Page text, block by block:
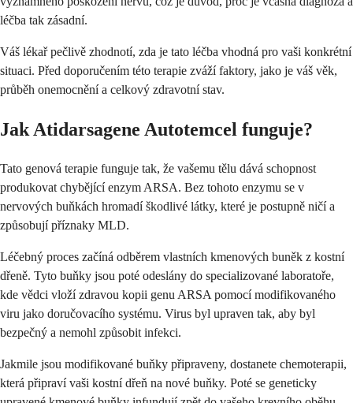
léčba tak zásadní.
Váš lékař pečlivě zhodnotí, zda je tato léčba vhodná pro vaši konkrétní
situaci. Před doporučením této terapie zváží faktory, jako je váš věk,
průběh onemocnění a celkový zdravotní stav.
Jak Atidarsagene Autotemcel funguje?
Tato genová terapie funguje tak, že vašemu tělu dává schopnost
produkovat chybějící enzym ARSA. Bez tohoto enzymu se v
nervových buňkách hromadí škodlivé látky, které je postupně ničí a
způsobují příznaky MLD.
Léčebný proces začíná odběrem vlastních kmenových buněk z kostní
dřeně. Tyto buňky jsou poté odeslány do specializované laboratoře,
kde vědci vloží zdravou kopii genu ARSA pomocí modifikovaného
viru jako doručovacího systému. Virus byl upraven tak, aby byl
bezpečný a nemohl způsobit infekci.
Jakmile jsou modifikované buňky připraveny, dostanete chemoterapii,
která připraví vaši kostní dřeň na nové buňky. Poté se geneticky